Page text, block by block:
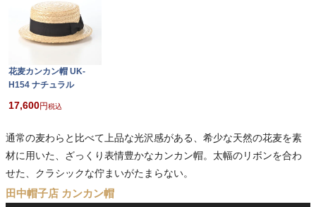
花麦カンカン帽 UK-
H154 ナチュラル
17,600 税込
通常の麦わらと比べて上品な光沢感がある、希少な天然の花麦を素
材に用いた、ざっくり表情豊かなカンカン帽。太幅のリボンを合わ
せた、クラシックな佇まいがたまらない。
田中帽子店 カンカン帽